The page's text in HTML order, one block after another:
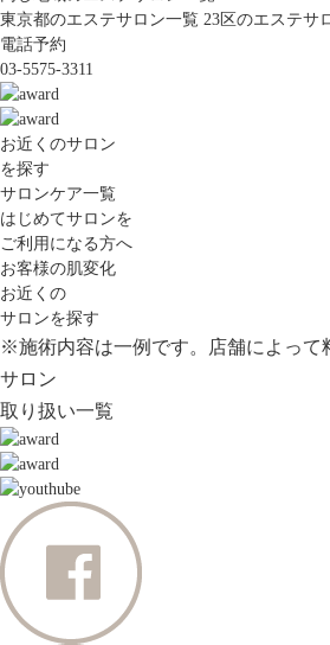
東京都のエステサロン一覧 23区のエステサ
電話予約
03-5575-3311
お近くのサロン
を探す
サロンケア一覧
はじめてサロンを
ご利用になる方へ
お客様の肌変化
お近くの
サロンを探す
※施術内容は一例です。店舗によって
サロン
取り扱い一覧